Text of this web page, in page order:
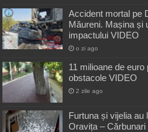
Accident mortal pe
Măureni. Mașina și
impactului VIDEO
o zi ago
11 milioane de
obstacole VIDEO
2 zile ago
Furtuna și vijelia au
Oravița – Cărbunari